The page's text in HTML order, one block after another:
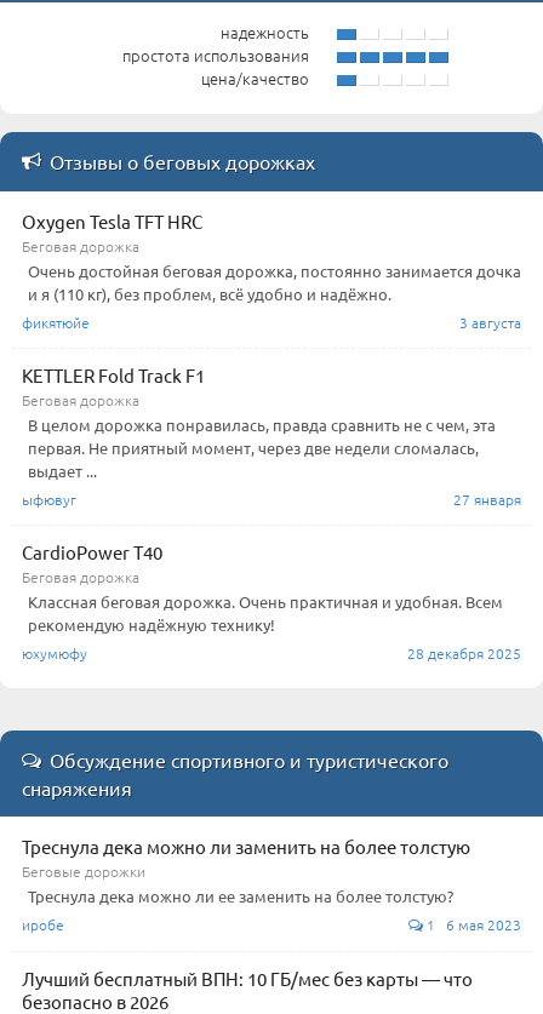
надежность
простота использования
цена/качество
Отзывы о беговых дорожках
Oxygen Tesla TFT HRC
Беговая дорожка
Очень достойная беговая дорожка, постоянно занимается дочка
и я (110 кг), без проблем, всё удобно и надёжно.
фикятюйе 3 августа
KETTLER Fold Track F1
Беговая дорожка
В целом дорожка понравилась, правда сравнить не с чем, эта
первая. Не приятный момент, через две недели сломалась,
выдает ...
ыфювуг 27 января
CardioPower T40
Беговая дорожка
Классная беговая дорожка. Очень практичная и удобная. Всем
рекомендую надёжную технику!
юхумюфу 28 декабря 2025
Обсуждение спортивного и туристического
снаряжения
Треснула дека можно ли заменить на более толстую
Беговые дорожки
Треснула дека можно ли ее заменить на более толстую?
иробе 1 6 мая 2023
Лучший бесплатный ВПН: 10 ГБ/мес без карты — что
безопасно в 2026